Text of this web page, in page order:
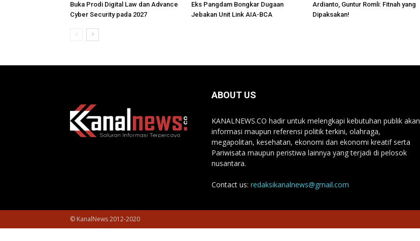
Buka Prodi Digital Law dan Advance
Cyber Security pada 2027
Eks Pangdam Bongkar Dugaan
Jebakan Unit Link AIA-BCA
Ardianto, Guntur Romli: Fitnah yang
Dipaksakan!
ABOUT US
KANALNEWS.CO hadir untuk melengkapi kebutuhan publik akan
informasi maupun referensi politik terkini, olahraga,
megapolitan, kesehatan, ekonomi dan ekonomi kreatif serta
Pariwisata maupun peristiwa lainnya yang terjadi di pelosok
nusantara.
Contact us: redaksikanalnews@gmail.com
© KanalNews 2012-2020